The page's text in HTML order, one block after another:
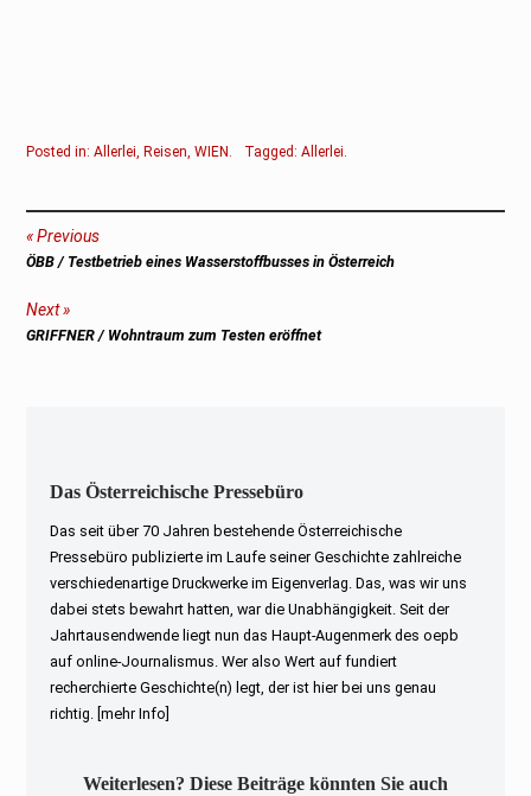
Posted in:Allerlei,Reisen,WIEN. Tagged:Allerlei.
Beitragsnavigation
Previous
Previous
ÖBB / Testbetrieb eines Wasserstoffbusses in Österreich
Next
Next
GRIFFNER / Wohntraum zum Testen eröffnet
Das Österreichische Pressebüro
Das seit über 70 Jahren bestehende Österreichische
Pressebüro publizierte im Laufe seiner Geschichte zahlreiche
verschiedenartige Druckwerke im Eigenverlag. Das, was wir uns
dabei stets bewahrt hatten, war die Unabhängigkeit. Seit der
Jahrtausendwende liegt nun das Haupt-Augenmerk des oepb
auf online-Journalismus. Wer also Wert auf fundiert
recherchierte Geschichte(n) legt, der ist hier bei uns genau
richtig.
[mehr Info]
Weiterlesen? Diese Beiträge könnten Sie auch